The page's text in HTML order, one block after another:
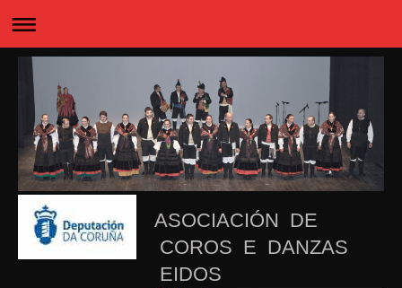
ASOCIACIÓN DE
COROS E DANZAS
EIDOS